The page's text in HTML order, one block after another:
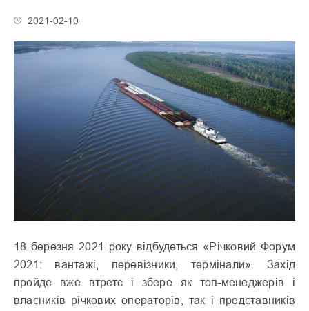
2021-02-10
18 березня 2021 року відбудеться «Річковий Форум
2021: вантажі, перевізники, термінали». Захід
пройде вже втретє і збере як топ-менеджерів і
власників річкових операторів, так і представників